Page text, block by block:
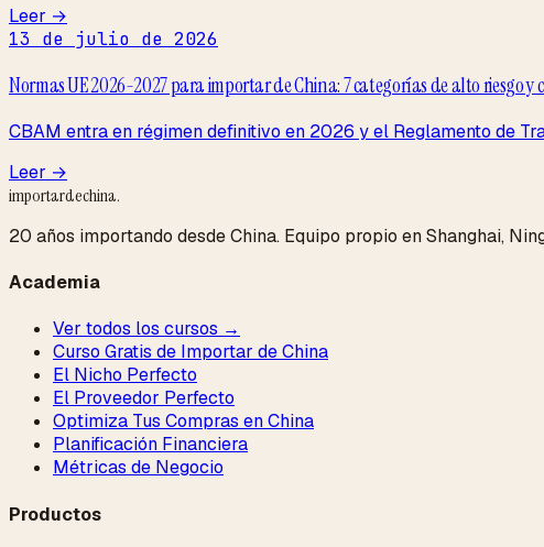
Leer →
13 de julio de 2026
Normas UE 2026-2027 para importar de China: 7 categorías de alto riesgo y
CBAM entra en régimen definitivo en 2026 y el Reglamento de
Leer →
importardechina.
20 años importando desde China. Equipo propio en Shanghai,
Academia
Ver todos los cursos →
Curso Gratis de Importar de China
El Nicho Perfecto
El Proveedor Perfecto
Optimiza Tus Compras en China
Planificación Financiera
Métricas de Negocio
Productos